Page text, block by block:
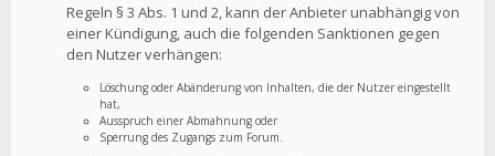
Regeln § 3 Abs. 1 und 2, kann der Anbieter unabhängig von
einer Kündigung, auch die folgenden Sanktionen gegen
den Nutzer verhängen:
Löschung oder Abänderung von Inhalten, die der Nutzer eingestellt
hat,
Ausspruch einer Abmahnung oder
Sperrung des Zugangs zum Forum.